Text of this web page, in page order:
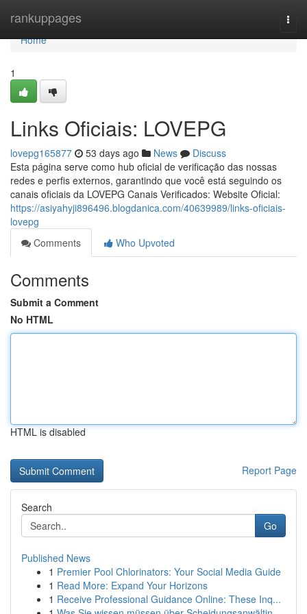
rankuppages
Home
Home
1
Links Oficiais: LOVEPG
lovepg165877 53 days ago News
Discuss
Esta página serve como hub oficial de verificação das nossas
redes e perfis externos, garantindo que você está seguindo os
canais oficiais da LOVEPG Canais Verificados: Website Oficial:
https://asiyahyji896496.blogdanica.com/40639989/links-oficiais-
lovepg
Comments
Who Upvoted
Comments
Submit a Comment
No HTML
HTML is disabled
Report Page
Search
Go
Published News
1 Premier Pool Chlorinators: Your Social Media Guide
1 Read More: Expand Your Horizons
1 Receive Professional Guidance Online: These Inq...